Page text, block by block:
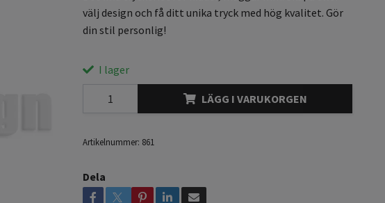
välj design och få ditt unika tryck med hög kvalitet. Gör
din stil personlig!
I lager
LÄGG I VARUKORGEN
Artikelnummer: 861
Dela